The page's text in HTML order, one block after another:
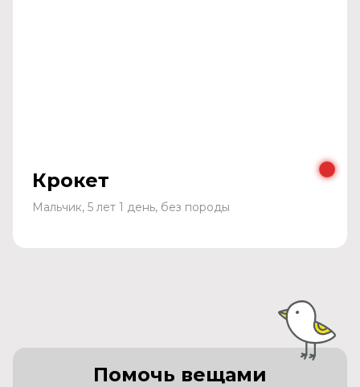
Крокет
Мальчик, 5 лет 1 день, без породы
Помочь вещами